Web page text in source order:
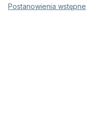
Postanowienia wstępne